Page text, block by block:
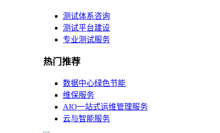
测试体系咨询
测试平台建设
专业测试服务
热门推荐
数据中心绿色节能
维保服务
AIO一站式运维管理服务
云与智能服务